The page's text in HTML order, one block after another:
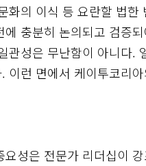
화의 이식 등 요란할 법
에 충분히 논의되고 검증
관성은 무난함이 아니다.
이런 면에서 케이투코리
요성은 전문가 리더십이